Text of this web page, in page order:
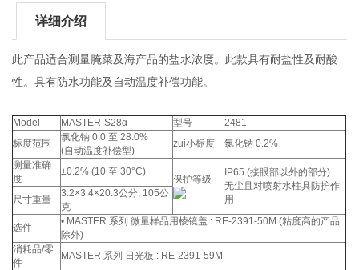
详细介绍
此产品适合测量腌菜及海产品的盐水浓度。此款具有耐盐性及耐酸
性。具有防水功能及自动温度补偿功能。
Model MASTER-S28α 型号
2481
标度范围
氯化钠 0.0 至 28.0%
(自动温度补偿型)
zui小标度
氯化钠 0.2%
测量准确
度
±0.2% (10 至 30°C)
保护等级
IP65 (接眼部以外的部分)
无尘且对喷射水柱具防护作
用
尺寸重量
3.2×3.4×20.3公分, 105公
克
选件
• MASTER 系列 微量样品用棱镜盖 : RE-2391-50M (粘度高的产品
除外)
消耗品/零
件
MASTER 系列 日光板 : RE-2391-59M